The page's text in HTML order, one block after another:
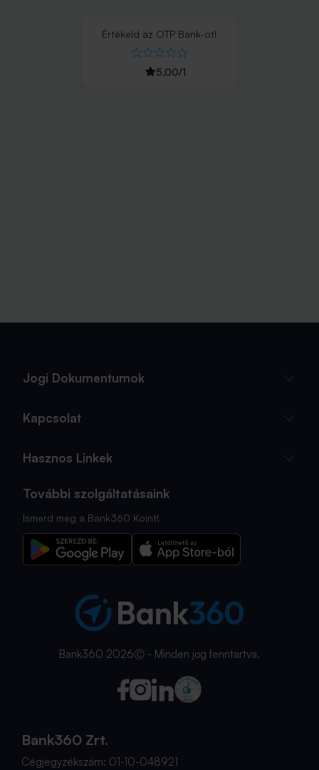
Értékeld az OTP Bank-ot!
5,00/1
Jogi Dokumentumok
Kapcsolat
Hasznos Linkek
További szolgáltatásaink
Ismerd meg a Bank360 Koint!
Bank360 2026Ⓒ - Minden jog fenntartva.
Bank360 Zrt.
Cégjegyzékszám: 01-10-048921